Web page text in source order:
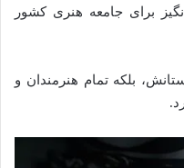
برای جامعه هنری کشور
بلکه تمام هنرمندان و